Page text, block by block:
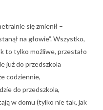
się zmienił –
na głowie”. Wszystko,
to tylko możliwe, przestało
już do przedszkola
codziennie,
do przedszkola,
w domu (tylko nie tak, jak